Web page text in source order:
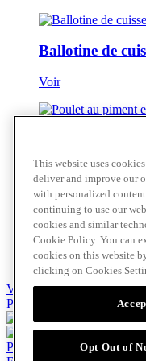
Ballotine de
Voir
Poulet au
Voir
Pâtes
Voir
Voir tout
Passer au contenu
Produits Billy Bee®
This website uses
deliver and improve our
with personalized
continuing to use our
cookies and similar
Cookie Policy. You can
cookies on this website
clicking on Cookies
Opt Out of